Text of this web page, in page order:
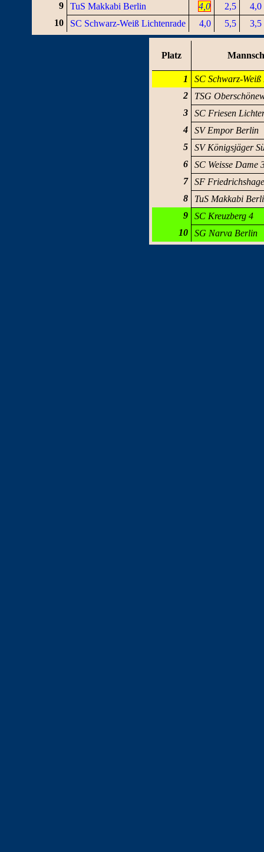
9
TuS Makkabi Berlin 4,0 2,5
4,0
10
SC Schwarz-Weiß Lichtenrade 4,0 5,5 3,5
Platz
1
SC Schwarz-
2
TSG
3
SC Friesen
4
SV Empor Berlin
5
SV Königsjäger
6
SC Weisse Dame
7
SF
8
TuS Makkabi
9
SC Kreuzberg 4
10
SG Narva Berlin